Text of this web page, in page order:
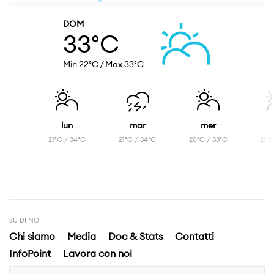
DOM
33°C
Min 22°C/ Max33°C
lun
21°C / 34°C
mar
21°C / 34°C
mer
20°C / 33°C
SU DI NOI
Chi siamo Media Doc & Stats
Contatti
InfoPoint
Lavora con noi